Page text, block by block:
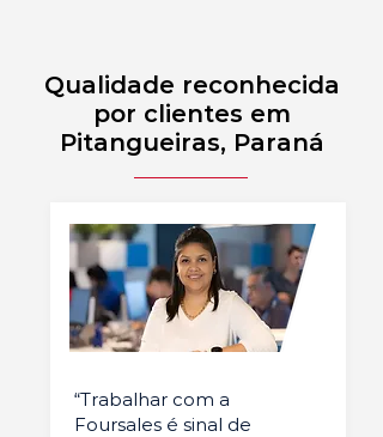
Qualidade reconhecida
por clientes em
Pitangueiras, Paraná
“Trabalhar com a
Foursales é sinal de